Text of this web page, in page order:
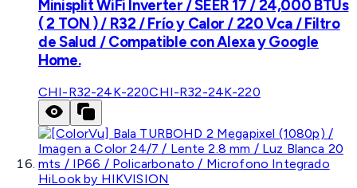
Minisplit WiFi Inverter / SEER 17 / 24,000 BTUs
( 2 TON ) / R32 / Frío y Calor / 220 Vca / Filtro
de Salud / Compatible con Alexa y Google
Home.
CHI-R32-24K-220CHI-R32-24K-220
HiLook by HIKVISION